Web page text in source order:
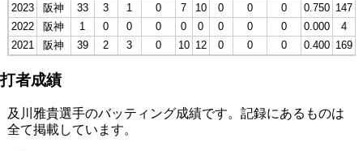
2023
阪神 33 3 1 0 7 10 0 0 0 0.750 147
2022
阪神 1 0 0 0 0 0 0 0 0 0.000
4
2021
阪神 39 2 3 0 10 12 0 0 0 0.400 169
打者成績
及川雅貴選手のバッティング成績です。記録にあるものは
全て掲載しています。